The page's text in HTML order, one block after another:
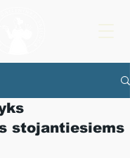
stojantiesiems